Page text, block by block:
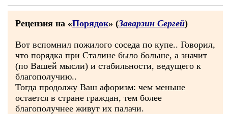
Рецензия на «Порядок» (Заварзин Сергей)
Вот вспомнил пожилого соседа по купе.. Говорил,
что порядка при Сталине было больше, а значит
(по Вашей мысли) и стабильности, ведущего к
благополучию..
Тогда продолжу Ваш афоризм: чем меньше
остается в стране граждан, тем более
благополучнее живут их палачи.